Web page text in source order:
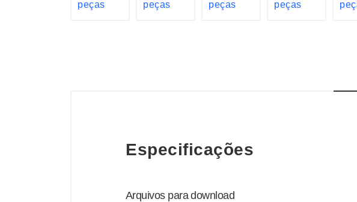
Especificações
Arquivos para download